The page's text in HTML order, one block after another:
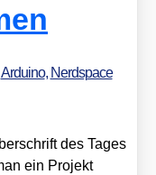
Arduino, Nerdspace
des Tages
ein Pro­jekt